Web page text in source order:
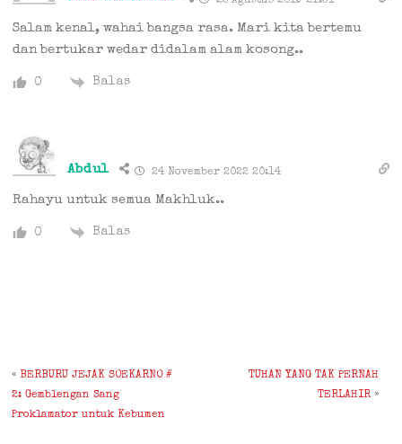
Salam kenal, wahai bangsa rasa. Mari kita bertemu
dan bertukar wedar didalam alam kosong..
0 Balas
Abdul 24 November 2022 20:14
Rahayu untuk semua Makhluk..
0 Balas
« BERBURU JEJAK SOEKARNO #
2: Gemblengan Sang
Proklamator untuk Kebumen
TUHAN YANG TAK PERNAH
TERLAHIR»